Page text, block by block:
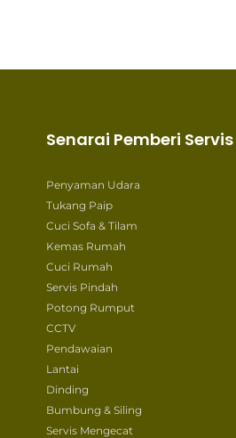
Senarai Pemberi Servis
Penyaman Udara
Tukang Paip
Cuci Sofa & Tilam
Kemas Rumah
Cuci Rumah
Servis Pindah
Potong Rumput
CCTV
Pendawaian
Lantai
Dinding
Bumbung & Siling
Servis Mengecat